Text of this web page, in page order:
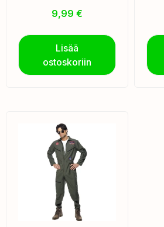
9,99 €
Lisää
ostoskoriin